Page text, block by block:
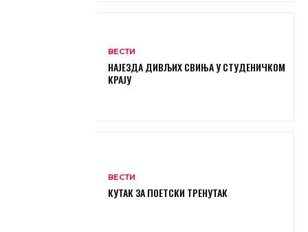
ВЕСТИ
НАЈЕЗДА ДИВЉИХ СВИЊА У СТУДЕНИЧКОМ
КРАЈУ
ВЕСТИ
КУТАК ЗА ПОЕТСКИ ТРЕНУТАК